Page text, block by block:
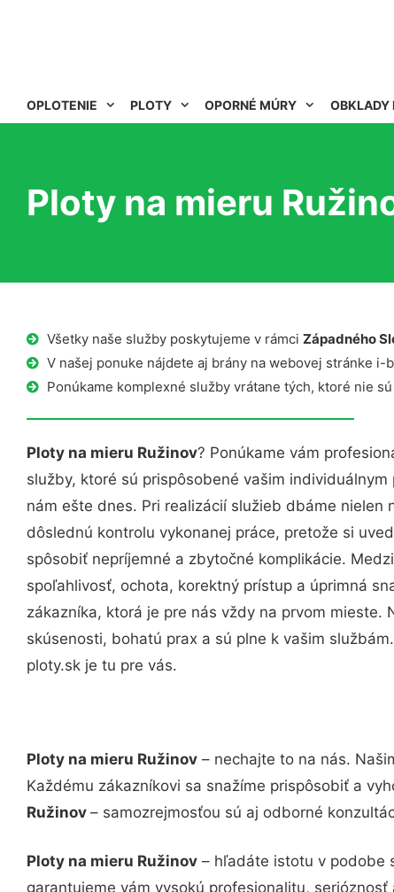
OPLOTENIE PLOTY OPORNÉ MÚRY OBKLADY
Ploty na mieru
Všetky naše služby poskytujeme v rámci Západného
V našej ponuke nájdete aj brány na webovej stránke i-
Ponúkame komplexné služby vrátane tých, ktoré nie
Ploty na mieru Ružinov? Ponúkame vám
služby, ktoré sú prispôsobené vašim
nám ešte dnes. Pri realizácií služieb dbáme nielen
dôslednú kontrolu vykonanej práce, pretože si
spôsobiť nepríjemné a zbytočné komplikácie.
spoľahlivosť, ochota, korektný prístup a úprimná
zákazníka, ktorá je pre nás vždy na prvom mieste.
skúsenosti, bohatú prax a sú plne k vašim službám.
ploty.sk je tu pre vás.
Ploty na mieru Ružinov – nechajte to na nás.
Každému zákazníkovi sa snažíme prispôsobiť a
Ružinov – samozrejmosťou sú aj odborné
Ploty na mieru Ružinov – hľadáte istotu v podobe
garantujeme vám vysokú profesionalitu,